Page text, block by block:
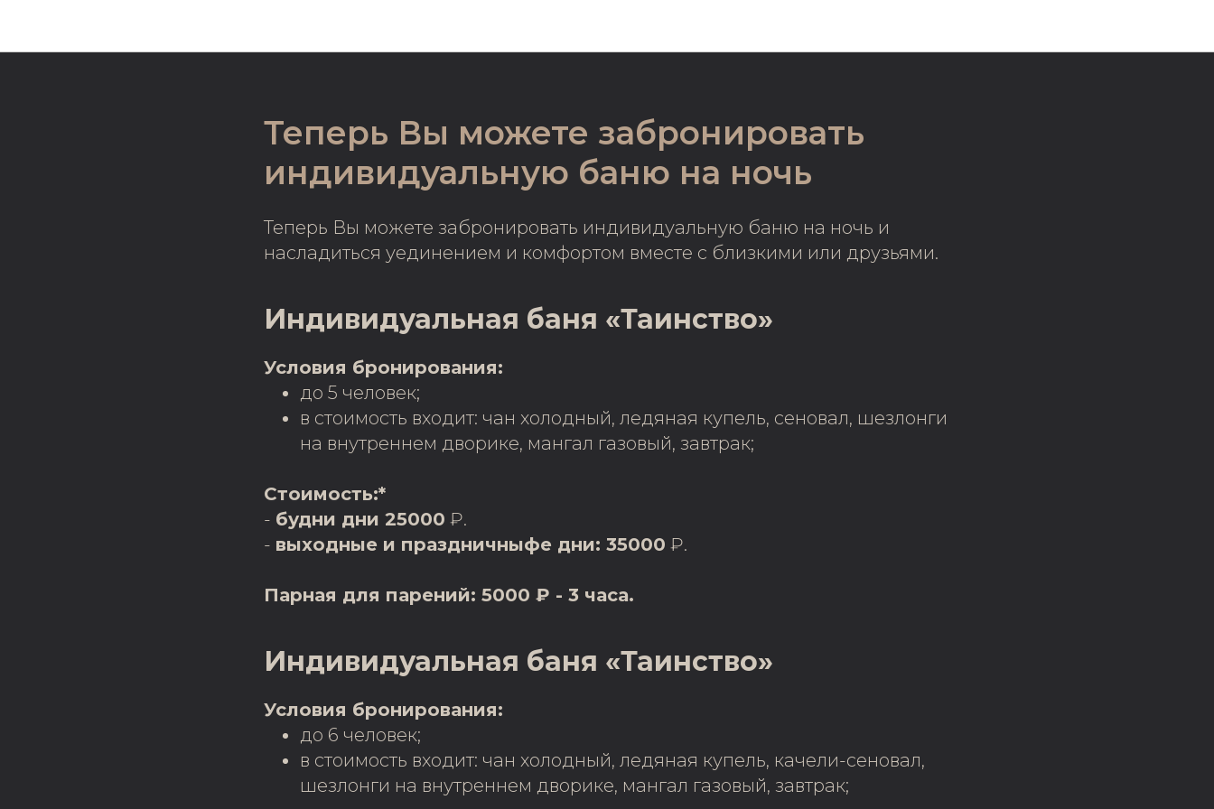
Теперь Вы можете забронировать
индивидуальную баню на ночь
Теперь Вы можете забронировать индивидуальную баню на ночь и
насладиться уединением и комфортом вместе с близкими или друзьями.
Индивидуальная баня «Таинство»
Условия бронирования:
до 5 человек;
в стоимость входит: чан холодный, ледяная купель, сеновал, шезлонги
на внутреннем дворике, мангал газовый, завтрак;
Стоимость:*
- будни дни 25000 ₽.
- выходные и праздничныфе дни: 35000 ₽.
Парная для парений: 5000 ₽ - 3 часа.
Индивидуальная баня «Таинство»
Условия бронирования:
до 6 человек;
в стоимость входит: чан холодный, ледяная купель, качели-сеновал,
шезлонги на внутреннем дворике, мангал газовый, завтрак;